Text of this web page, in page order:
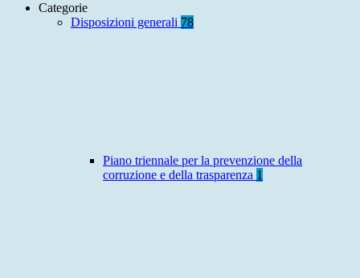
Categorie
Disposizioni generali 78
Piano triennale per la prevenzione della
corruzione e della trasparenza 1